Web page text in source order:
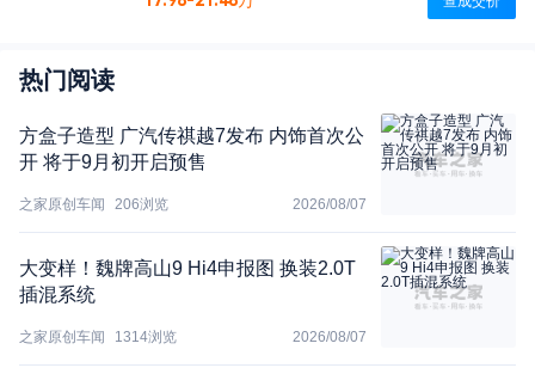
热门阅读
方盒子造型 广汽传祺越7发布 内饰首次公
开 将于9月初开启预售
之家原创车闻 206浏览 2026/08/07
大变样！魏牌高山9 Hi4申报图 换装2.0T
插混系统
之家原创车闻 1314浏览 2026/08/07